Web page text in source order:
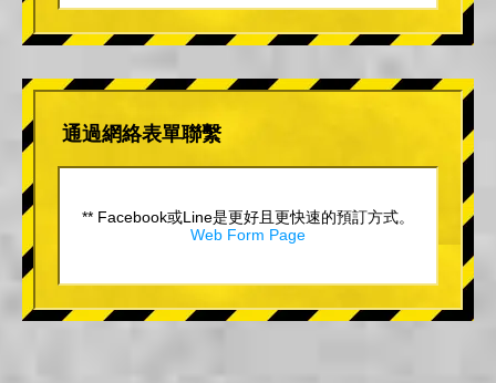
通過網絡表單聯繫
** Facebook或Line是更好且更快速的預訂方式。
Web Form Page